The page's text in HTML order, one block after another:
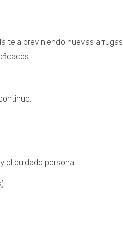
tela previniendo nuevas arrugas.
el cuidado personal.